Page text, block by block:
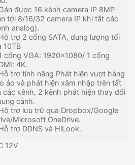
được 16 kênh camera IP 8MP
tới 8/16/32 camera IP khi tắt các
analog).
trợ 2 cổng SATA, dung lượng tối
10TB
cổng VGA: 1920×1080/ 1 cổng
4K.
trợ tính năng Phát hiện vượt hàng
ảo và phát hiện xâm nhập trên tất
các kênh, 2 kênh phát hiện thay đổi
cảnh.
trợ lưu trữ qua Dropbox/Google
Microsoft OneDrive.
trợ DDNS và HiLook.
12V